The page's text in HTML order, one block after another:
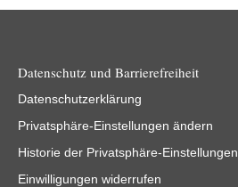
Datenschutz und Barrierefreiheit
Datenschutzerklärung
Privatsphäre-Einstellungen ändern
Historie der Privatsphäre-Einstellungen
Einwilligungen widerrufen